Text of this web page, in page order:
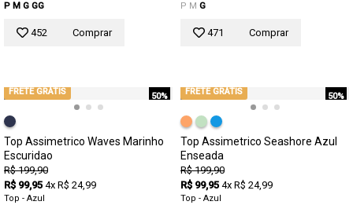
P M G GG
452 Comprar
P M G
471 Comprar
50%
FRETE GRÁTIS
Top Assimetrico Waves Marinho
Escuridao
R$ 199,90
R$ 99,95 4x R$ 24,99
Top - Azul
50%
FRETE GRÁTIS
Top Assimetrico Seashore Azul
Enseada
R$ 199,90
R$ 99,95 4x R$ 24,99
Top - Azul